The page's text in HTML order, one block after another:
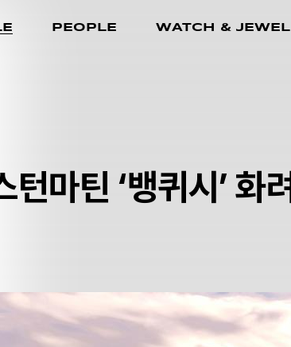
PEOPLE WATCH &
마틴 ‘뱅퀴시’ 화